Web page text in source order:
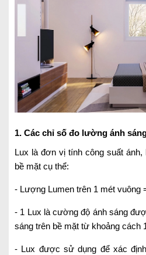
1. Các chỉ số đo lường ánh
Lux là đơn vị tính công suất
bề mặt cụ thể:
- Lượng Lumen trên 1 mét vuông
- 1 Lux là cường độ ánh sáng
sáng trên bề mặt từ khoảng cách
- Lux được sử dụng để xác